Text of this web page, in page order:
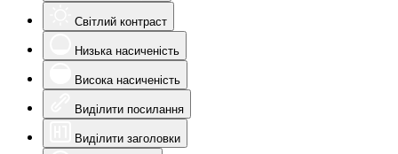
Світлий контраст
Низька насиченість
Висока насиченість
Виділити посилання
Виділити заголовки